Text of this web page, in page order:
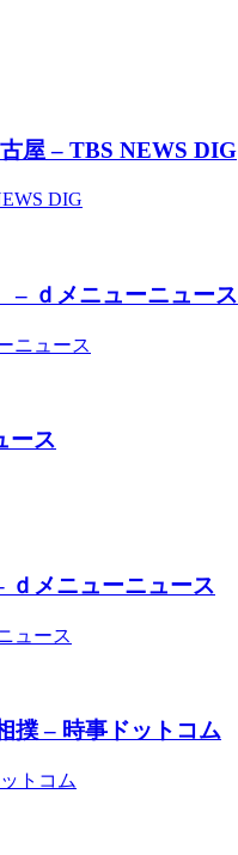
屋 – TBS NEWS DIG
DIG
ｄメニューニュース
ニュース
ース
メニューニュース
ュース
撲 – 時事ドットコム
トコム